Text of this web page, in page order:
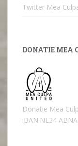
Twitter Mea
DONATIE MEA
Donatie Mea
iBAN:NL34